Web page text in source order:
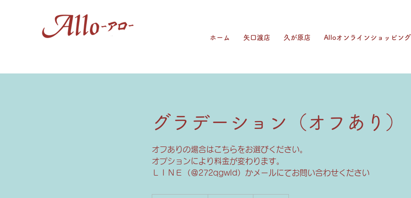
ホーム 矢口渡店 久が原店 Alloオンラインショッピング
グラデーション（オフあり）
オフありの場合はこちらをお選びください。
オプションにより料金が変わります。
ＬＩＮＥ（＠272qgwld）かメールにてお問い合わせください